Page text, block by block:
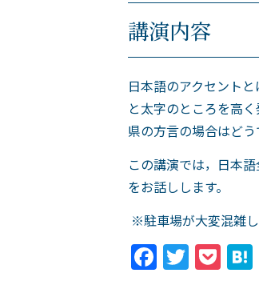
講演内容
日本語のアクセント
と太字のところを高
県の方言の場合はど
この講演では，日本
をお話しします。
※駐車場が大変混雑